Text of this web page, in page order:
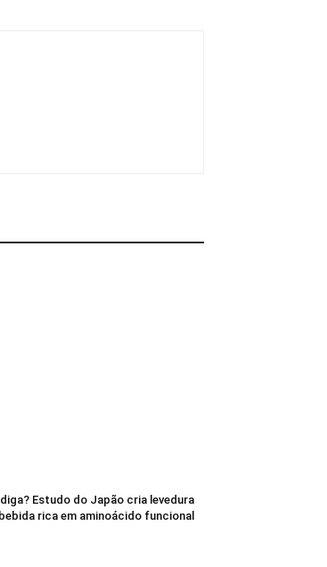
Estudo do Japão cria levedura
rica em aminoácido funcional